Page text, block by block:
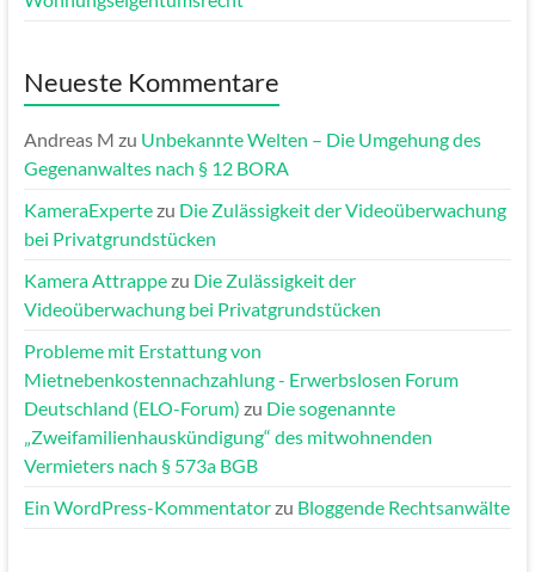
Neueste Kommentare
Andreas M zu Unbekannte Welten – Die Umgehung des
Gegenanwaltes nach § 12 BORA
KameraExpertezu Die Zulässigkeit der Videoüberwachung
bei Privatgrundstücken
Kamera Attrappezu Die Zulässigkeit der
Videoüberwachung bei Privatgrundstücken
Probleme mit Erstattung von
Mietnebenkostennachzahlung - Erwerbslosen Forum
Deutschland (ELO-Forum) zu Die sogenannte
„Zweifamilienhauskündigung“ des mitwohnenden
Vermieters nach § 573a BGB
Ein WordPress-Kommentatorzu Bloggende Rechtsanwälte